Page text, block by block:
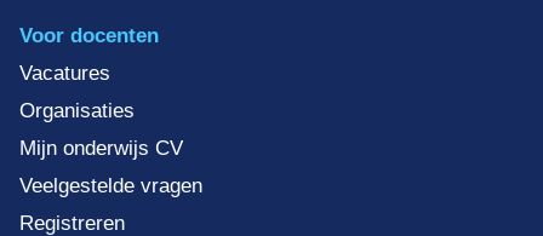
Voor docenten
Vacatures
Organisaties
Mijn onderwijs CV
Veelgestelde vragen
Registreren